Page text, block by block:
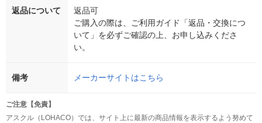
返品について
返品可
ご購入の際は、ご利用ガイド「返品・交換につ
いて」を必ずご確認の上、お申し込みくださ
い。
備考 メーカーサイトはこちら
ご注意【免責】
アスクル（LOHACO）では、サイト上に最新の商品情報を表示するよう努めて